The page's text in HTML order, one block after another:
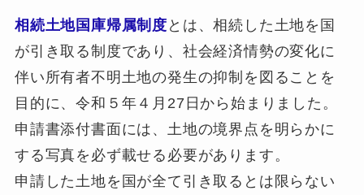
相続土地国庫帰属制度 とは、相続した土地を国
が引き取る制度であり、社会経済情勢の変化に
伴い所有者不明土地の発生の抑制を図ることを
目的に、令和５年４月27日から始まりました。
申請書添付書面には、土地の境界点を明らかに
する写真を必ず載せる必要があります。
申請した土地を国が全て引き取るとは限らない